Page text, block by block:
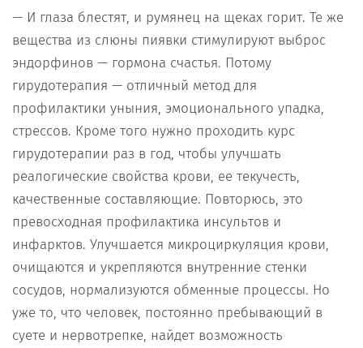
— И глаза блестят, и румянец на щеках горит. Те же
вещества из слюны пиявки стимулируют выброс
эндорфинов — гормона счастья. Потому
гирудотерапия — отличный метод для
профилактики уныния, эмоционального упадка,
стрессов. Кроме того нужно проходить курс
гирудотерапии раз в год, чтобы улучшать
реалогические свойства крови, ее текучесть,
качественные составляющие. Повторюсь, это
превосходная профилактика инсультов и
инфарктов. Улучшается микроциркуляция крови,
очищаются и укрепляются внутренние стенки
сосудов, нормализуются обменные процессы. Но
уже то, что человек, постоянно пребывающий в
суете и нервотрепке, найдет возможность